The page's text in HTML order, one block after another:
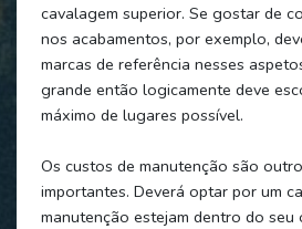
cavalagem superior. Se gostar de
nos acabamentos, por exemplo,
marcas de referência nesses
grande então logicamente deve
máximo de lugares possível.
Os custos de manutenção são
importantes. Deverá optar por um
manutenção estejam dentro do seu